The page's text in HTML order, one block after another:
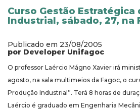
Curso Gestão Estratégica
Industrial, sábado, 27, na
Publicado em 23/08/2005
por Developer Unifagoc
O professor Laércio Mágno Xavier irá
agosto, na sala multimeios da Fagoc, o
Produção Industrial”. Terá 8 horas de
Laércio é graduado em Engenharia